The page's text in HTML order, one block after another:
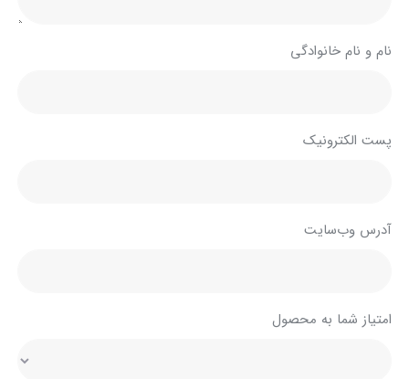
نام و نام خانوادگی
پست الکترونیک
آدرس وب‌سایت
امتیاز شما به محصول